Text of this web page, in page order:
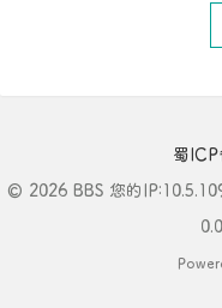
蜀
© 2026 BBS 您的